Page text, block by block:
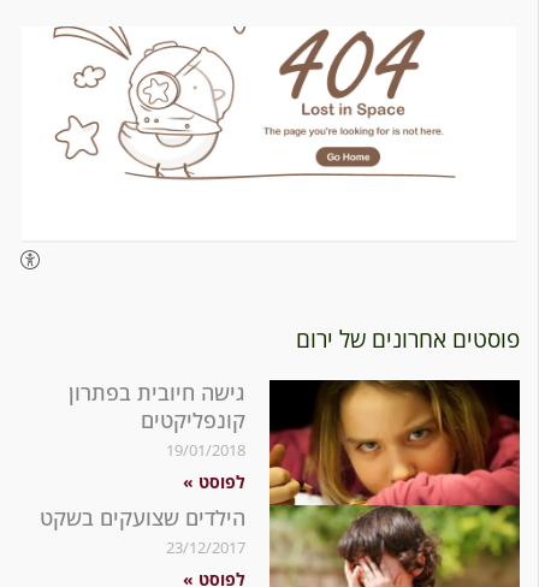
אחרונים של ירום
גישה חיובית בפתרון
קונפליקטים
19/01/2018
לפוסט »
הילדים שצועקים בשקט
23/12/2017
לפוסט »